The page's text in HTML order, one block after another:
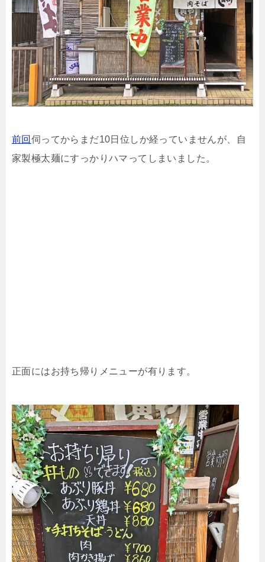
前回 伺ってからまだ10日位しか経っていませんが、自
家製極太麺にすっかりハマってしまいました。
正面にはお持ち帰りメニューが有ります。